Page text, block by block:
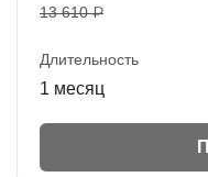
13 610 ₽
Длительность
1 месяц